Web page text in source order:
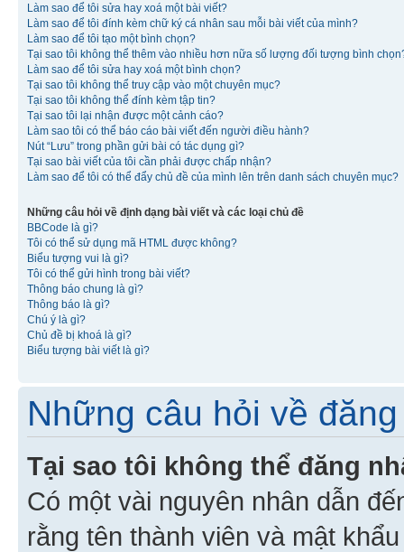
Làm sao để tôi sửa hay xoá một bài viết?
Làm sao để tôi đính kèm chữ ký cá nhân sau mỗi bài viết của mình?
Làm sao để tôi tạo một bình chọn?
Tại sao tôi không thể thêm vào nhiều hơn nữa số lượng đối tượng bình
Làm sao để tôi sửa hay xoá một bình chọn?
Tại sao tôi không thể truy cập vào một chuyên mục?
Tại sao tôi không thể đính kèm tập tin?
Tại sao tôi lại nhận được một cảnh cáo?
Làm sao tôi có thể báo cáo bài viết đến người điều hành?
Nút “Lưu” trong phần gửi bài có tác dụng gì?
Tại sao bài viết của tôi cần phải được chấp nhận?
Làm sao để tôi có thể đẩy chủ đề của mình lên trên danh sách chuyên mục?
Những câu hỏi về định dạng bài viết và các loại chủ đề
BBCode là gì?
Tôi có thể sử dụng mã HTML được không?
Biểu tượng vui là gì?
Tôi có thể gửi hình trong bài viết?
Thông báo chung là gì?
Thông báo là gì?
Chú ý là gì?
Chủ đề bị khoá là gì?
Biểu tượng bài viết là gì?
Những câu hỏi về
Tại sao tôi không thể đăng
Có một vài nguyên nhân dẫn
rằng tên thành viên và mật